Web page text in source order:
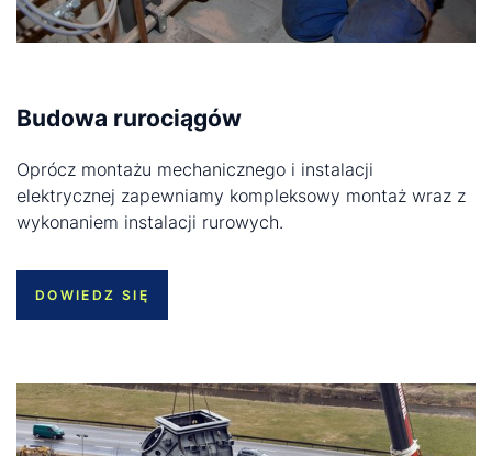
Budowa rurociągów
Oprócz montażu mechanicznego i instalacji
elektrycznej zapewniamy kompleksowy montaż wraz z
wykonaniem instalacji rurowych.
DOWIEDZ SIĘ